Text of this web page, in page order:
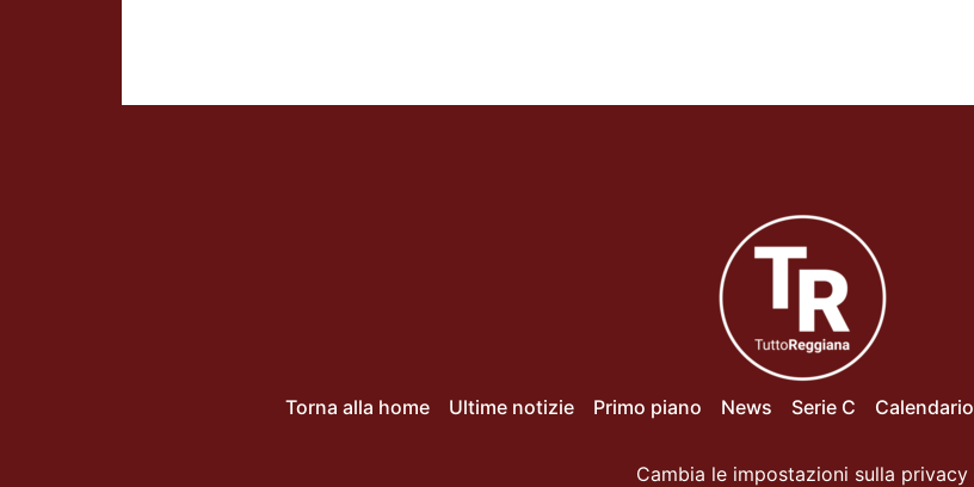
Torna alla home Ultime notizie Primo piano News Serie C Calendario
Cambia le impostazioni sulla privacy